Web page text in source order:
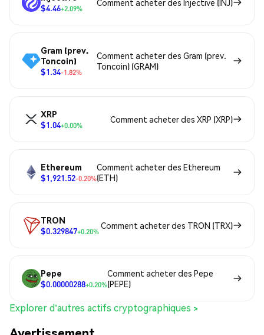
$4.46+2.09%
Comment acheter des Injective (INJ)
Gram (prev.
Toncoin)
$1.34-1.82%
Comment acheter des Gram (prev.
Toncoin) (GRAM)
XRP
$1.04+0.00%
Comment acheter des XRP (XRP)
Ethereum
$1,921.52-0.20%
Comment acheter des Ethereum
(ETH)
TRON
$0.329847+0.20%
Comment acheter des TRON (TRX)
Pepe
$0.00000288+0.20%
Comment acheter des Pepe
(PEPE)
Explorer d'autres actifs cryptographiques >